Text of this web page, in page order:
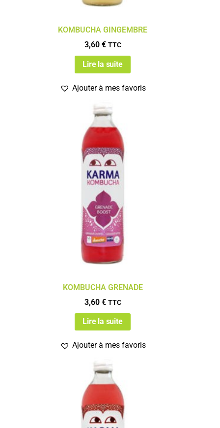
KOMBUCHA GINGEMBRE
3,60 € TTC
Lire la suite
Ajouter à mes favoris
KOMBUCHA GRENADE
3,60 € TTC
Lire la suite
Ajouter à mes favoris